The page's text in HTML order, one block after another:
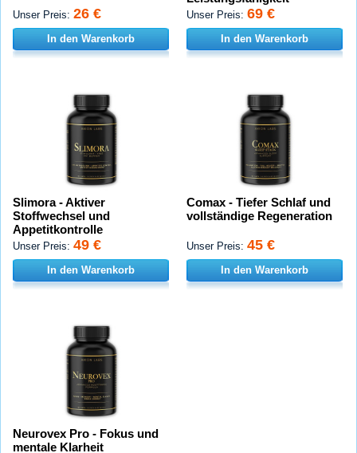
Unser Preis: 26 €
In den Warenkorb
Unser Preis: 69 €
In den Warenkorb
Slimora - Aktiver
Stoffwechsel und
Appetitkontrolle
Unser Preis: 49 €
In den Warenkorb
Comax - Tiefer Schlaf und
vollständige Regeneration
Unser Preis: 45 €
In den Warenkorb
Neurovex Pro - Fokus und
mentale Klarheit